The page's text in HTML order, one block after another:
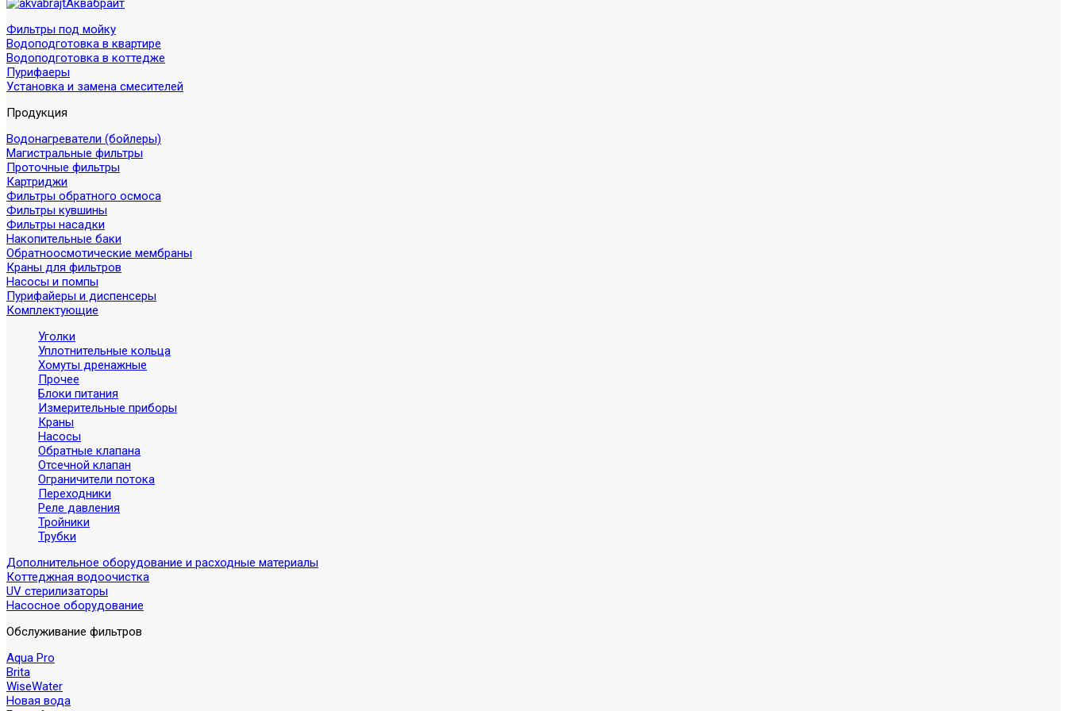
Аквабрайт
Фильтры под мойку
Водоподготовка в квартире
Водоподготовка в коттедже
Пурифаеры
Установка и замена смесителей
Продукция
Водонагреватели (бойлеры)
Магистральные фильтры
Проточные фильтры
Картриджи
Фильтры обратного осмоса
Фильтры кувшины
Фильтры насадки
Накопительные баки
Обратноосмотические мембраны
Краны для фильтров
Насосы и помпы
Пурифайеры и диспенсеры
Комплектующие
Уголки
Уплотнительные кольца
Хомуты дренажные
Прочее
Блоки питания
Измерительные приборы
Краны
Насосы
Обратные клапана
Отсечной клапан
Ограничители потока
Переходники
Реле давления
Тройники
Трубки
Дополнительное оборудование и расходные материалы
Коттеджная водоочистка
UV стерилизаторы
Насосное оборудование
Обслуживание фильтров
Aqua Pro
Brita
WiseWater
Новая вода